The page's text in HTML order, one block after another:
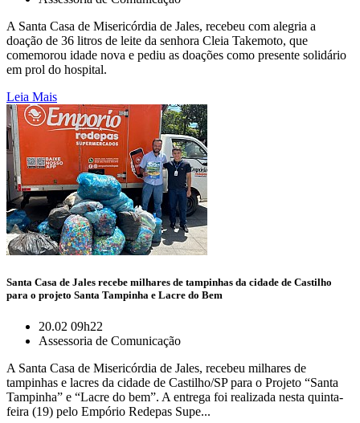
A Santa Casa de Misericórdia de Jales, recebeu com alegria a
doação de 36 litros de leite da senhora Cleia Takemoto, que
comemorou idade nova e pediu as doações como presente solidário
em prol do hospital.
Leia Mais
Santa Casa de Jales recebe milhares de tampinhas da cidade de Castilho
para o projeto Santa Tampinha e Lacre do Bem
20.02 09h22
Assessoria de Comunicação
A Santa Casa de Misericórdia de Jales, recebeu milhares de
tampinhas e lacres da cidade de Castilho/SP para o Projeto “Santa
Tampinha” e “Lacre do bem”. A entrega foi realizada nesta quinta-
feira (19) pelo Empório Redepas Supe...